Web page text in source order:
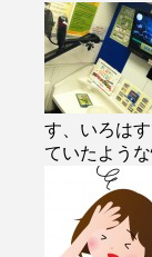
す、いろは
ていたよう